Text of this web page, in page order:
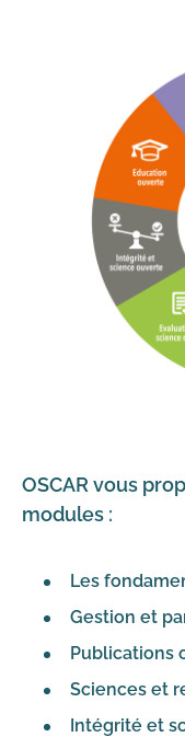
OSCAR vous
modules :
Les
Gestion et
Publications
Sciences et
Intégrité et